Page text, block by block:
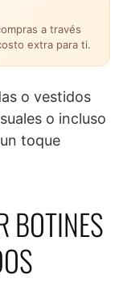
a través
extra para ti.
o vestidos
o incluso
toque
BOTINES